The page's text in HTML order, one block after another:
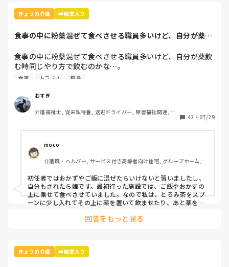
きょうの介護 👑殿堂入り
食事の中に粉薬混ぜて食べさせる職員多いけど、自分が薬飲
食事の中に粉薬混ぜて食べさせる職員多いけど、自分が薬飲
む時同じやり方で飲むのかな…。
僕は絶対ムリだからお茶ゼリーとかに混ぜて飲んでもらって
てるから自分もって感じなのかな？
まぁ、利用者が怒らんならそれもありなんだろうけど僕なら
食事 トラブル 職員
おすぎ
介護福祉士, 従来型特養, 送迎ドライバー, 障害福祉関連, 障
42 ・ 07/29
moco
介護職・ヘルパー, サービス付き高齢者向け住宅, グループホーム,
初任者ではおかずやご飯に混ぜたらいけないと習いましたし、
自分もされたら嫌です。最初行った施設では、ご飯やおかずの
上に乗せて食べさせていました。なので私は、とろみ茶をスプ
ーンに少し入れてその上に薬を置いて飲ませたり、あと薬を嫌
ーンに乗せて飲ますというやり方でやっています。
し、漢方もあるし。食事に混ぜられたら、私なら、ご飯が食べ
られなくなります😢
回答をもっと見る
きょうの介護 👑殿堂入り